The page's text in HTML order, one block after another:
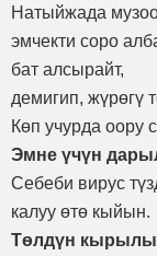
Натыйжада
эмчекти соро
бат алсырайт,
демигип, жүрөгү
Көп учурда оору
Эмне үчүн
Себеби вирус
калуу өтө кыйын.
Төлдүн